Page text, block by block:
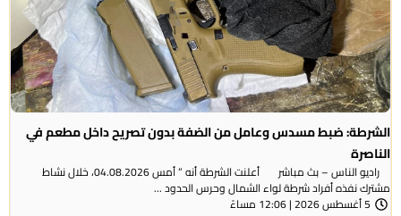
الشرطة: ضبط مسدس وعامل من الضفة بدون تصريح داخل مطعم في
الناصرة
راديو الناس – بث مباشر أعلنت الشرطة أنه ” أمس 04.08.2026، خلال نشاط
مشترك نفذه أفراد شرطة لواء الشمال وحرس الحدود ...
5 أغسطس 2026 | 12:06 مساءً